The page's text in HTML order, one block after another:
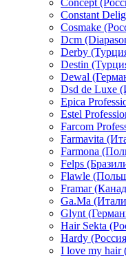
Concept
Constant
Cosmake
Dcm
Derby
Destin
Dewal
Dsd de Luxe
Epica
Estel
Farcom
Farmavita
Farmona
Felps
Flawle
Framar
Ga.Ma
Glynt
Hair Sekta
Hardy
I love my hair